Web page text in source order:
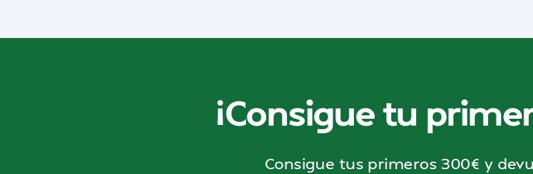
¡Consigue tu
Consigue tus primeros 300€ y